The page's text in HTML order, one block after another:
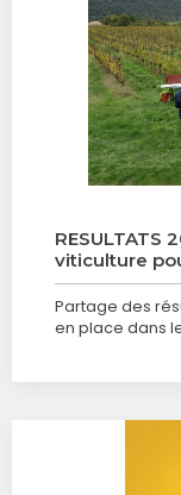
RESULTATS
viticulture
Partage des
en place dans